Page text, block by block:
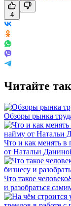
4
Читайте
Обзоры рынка
Что и как менять
от Натальи
Что такое
и разобраться